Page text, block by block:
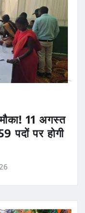
11 अगस्त
पदों पर होगी